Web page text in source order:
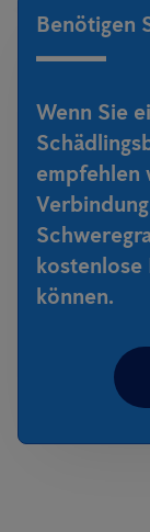
Benötigen
Wenn Sie
empfehlen
können.